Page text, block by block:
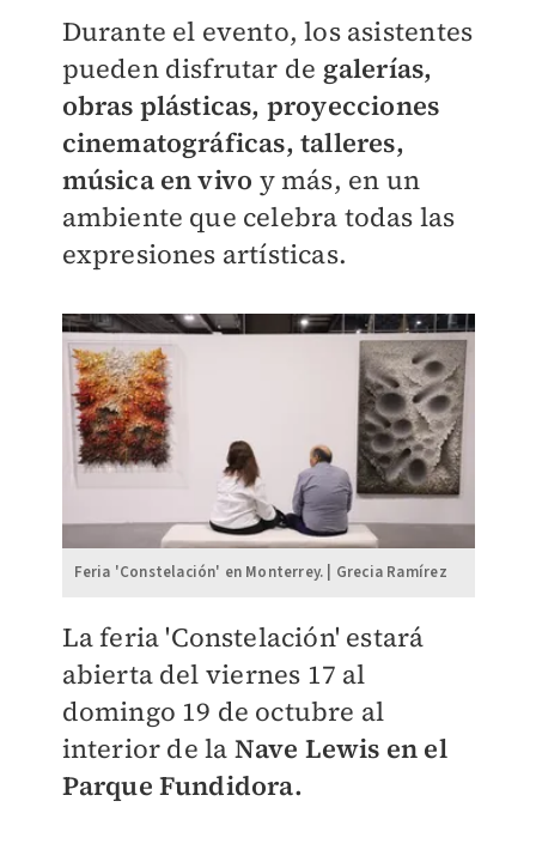
Durante el evento, los asistentes
pueden disfrutar de galerías,
obras plásticas, proyecciones
cinematográficas, talleres,
música en vivo y más, en un
ambiente que celebra todas las
expresiones artísticas.
Feria 'Constelación' en Monterrey. | Grecia Ramírez
La feria 'Constelación' estará
abierta del viernes 17 al
domingo 19 de octubre al
interior de la Nave Lewis en el
Parque Fundidora.